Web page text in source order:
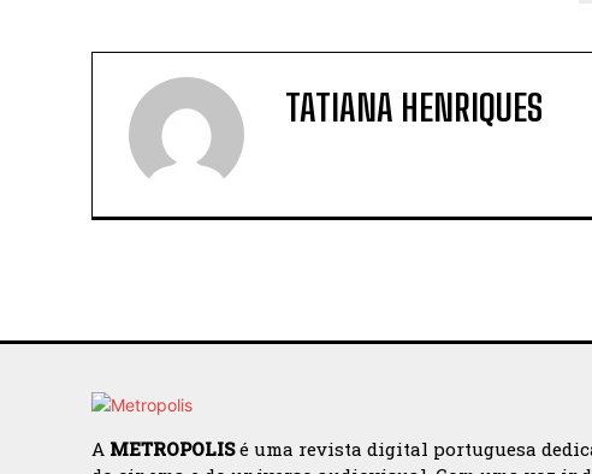
TATIANA HENRIQUES
A METROPOLISé uma revista digital portuguesa